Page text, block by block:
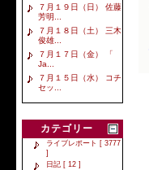
７月１９日（日） 佐藤
芳明...
７月１８日（土） 三木
俊雄...
７月１７日（金） 「
Ja...
７月１５日（水） コチ
セッ...
カテゴリー
ライブレポート [ 3777
]
日記 [ 12 ]